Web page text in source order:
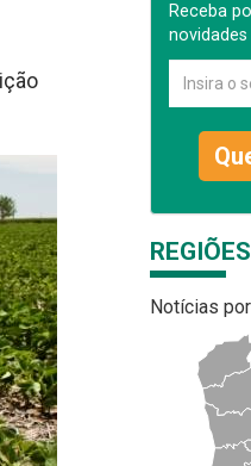
Receba
REGIÕES
Notícias